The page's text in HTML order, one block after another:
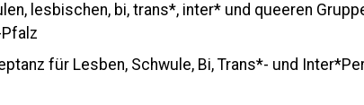
lesbischen, bi, trans*, inter* und queeren
Pfalz
für Lesben, Schwule, Bi, Trans*- und